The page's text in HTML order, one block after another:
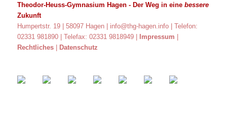
Theodor-Heuss-Gymnasium Hagen - Der Weg in einebessere
Zukunft
Humpertstr. 19 | 58097 Hagen | info@thg-hagen.info | Telefon:
02331 981890 | Telefax: 02331 9818949 | Impressum |
Rechtliches | Datenschutz